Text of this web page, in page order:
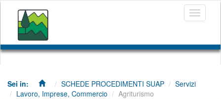
Salta
contenuto
principale
Toggle
SCHEDE PROCEDIMENTI SUAP
Servizi
Lavoro, Imprese, Commercio
Agriturismo